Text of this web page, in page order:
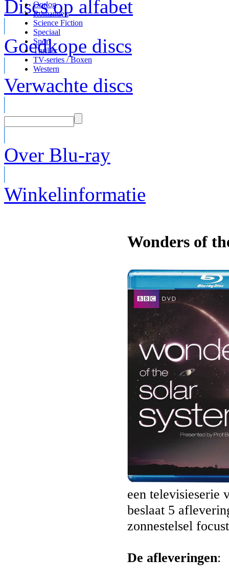
Discs op alfabet
Goedkope discs
Verwachte discs
Over Blu-ray
Winkelinformatie
Oorlog
Romantiek
Science Fiction
Speciaal
Sport
Thriller
TV-series / Boxen
Western
Wonders of
een televisieserie
beslaat 5
zonnestelsel
De afleveringen: